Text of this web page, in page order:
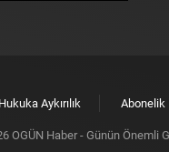
Hukuka Aykırılık Abonelik
OGÜN Haber - Günün Önemli